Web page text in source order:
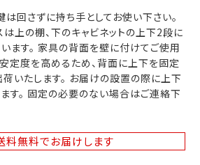
は回さずに持ち手としてお使い下さい。
は上の棚、下のキャビネットの上下2段に
ます。 家具の背面を壁に付けてご使用
定度を高めるため、背面に上下を固定
いたします。 お届けの設置の際に上下
す。 固定の必要のない場合はご連絡下
料無料でお届けします